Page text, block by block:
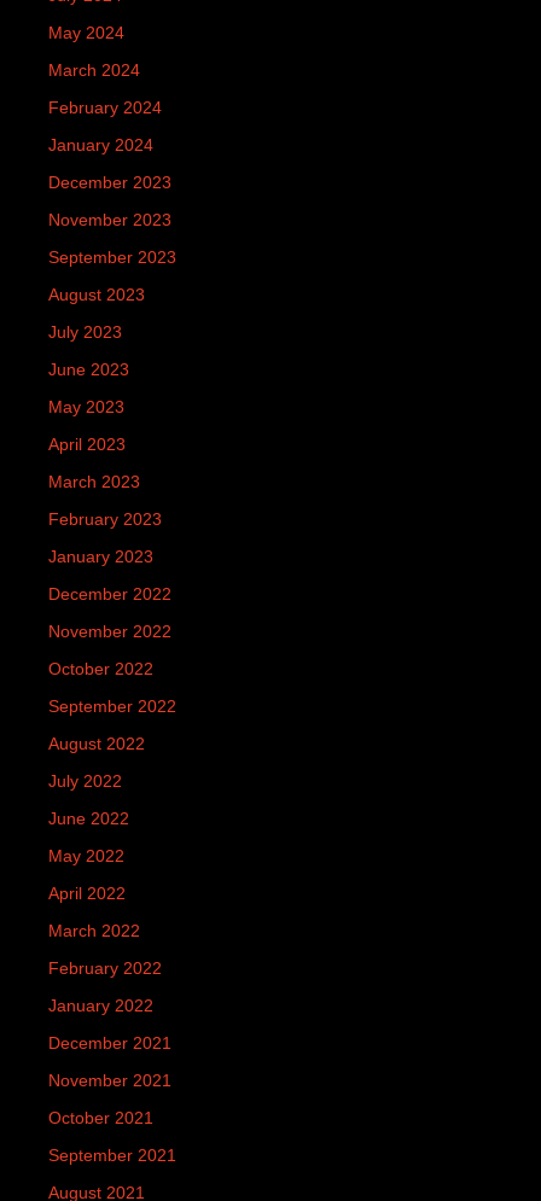
May 2024
March 2024
February 2024
January 2024
December 2023
November 2023
September 2023
August 2023
July 2023
June 2023
May 2023
April 2023
March 2023
February 2023
January 2023
December 2022
November 2022
October 2022
September 2022
August 2022
July 2022
June 2022
May 2022
April 2022
March 2022
February 2022
January 2022
December 2021
November 2021
October 2021
September 2021
August 2021